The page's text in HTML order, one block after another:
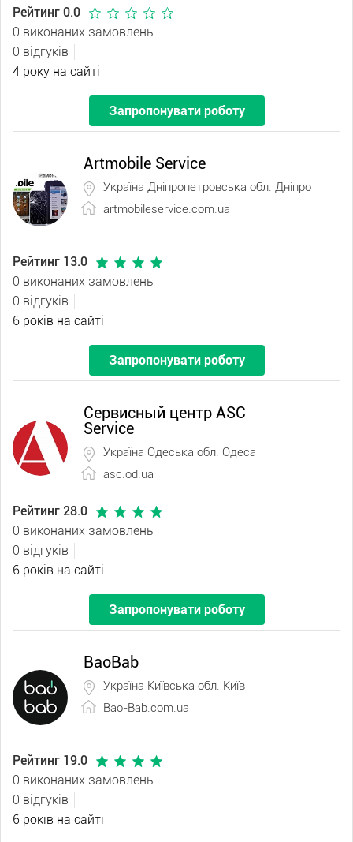
Рейтинг 0.0
0 виконаних замовлень
0 відгуків
4 року на сайті
Запропонувати роботу
Artmobile Service
Україна Дніпропетровська обл. Дніпро
artmobileservice.com.ua
Рейтинг 13.0
0 виконаних замовлень
0 відгуків
6 років на сайті
Запропонувати роботу
Сервисный центр ASC
Service
Україна Одеська обл. Одеса
asc.od.ua
Рейтинг 28.0
0 виконаних замовлень
0 відгуків
6 років на сайті
Запропонувати роботу
BaoBab
Україна Київська обл. Київ
Bao-Bab.com.ua
Рейтинг 19.0
0 виконаних замовлень
0 відгуків
6 років на сайті